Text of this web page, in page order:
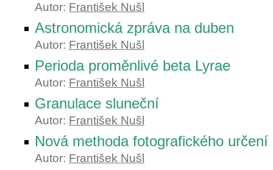
Autor: František Nušl
Astronomická zpráva na duben
Autor: František Nušl
Perioda proměnlivé beta Lyrae
Autor: František Nušl
Granulace sluneční
Autor: František Nušl
Nová methoda fotografického
Autor: František Nušl